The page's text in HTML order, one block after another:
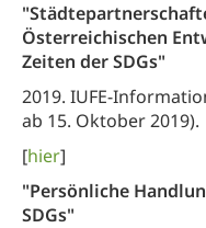
Österreichischen
Zeiten der SDGs"
2019. IUFE-
ab 15. Oktober 2019).
[hier]
"Persönliche
SDGs"